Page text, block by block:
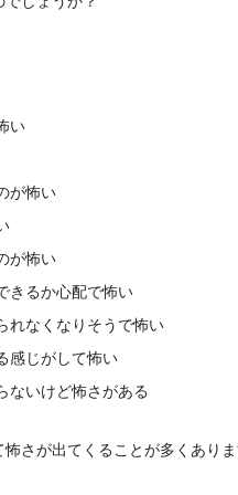
い
が怖い
が怖い
きるか心配で怖い
れなくなりそうで怖い
感じがして怖い
ないけど怖さがある
怖さが出てくることが多くあり